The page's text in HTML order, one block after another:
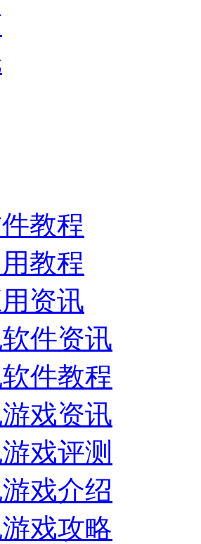
教程
教程
资讯
件资讯
件教程
戏资讯
戏评测
戏介绍
戏攻略